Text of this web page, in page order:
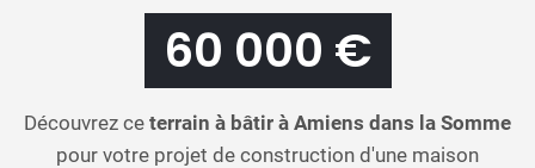
60 000 €
Découvrez ce terrain à bâtir à Amiens dans la Somme
pour votre projet de construction d'une maison